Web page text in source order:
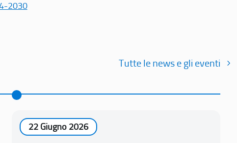
2030
Tutte le news e gli eventi
22 Giugno 2026